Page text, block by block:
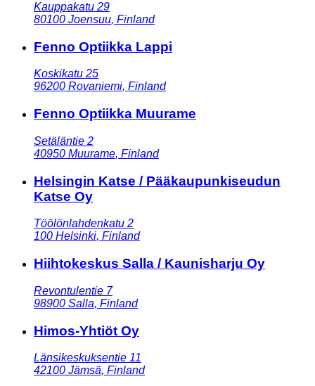
Kauppakatu 29
80100 Joensuu, Finland
Fenno Optiikka Lappi
Koskikatu 25
96200 Rovaniemi, Finland
Fenno Optiikka Muurame
Setäläntie 2
40950 Muurame, Finland
Helsingin Katse / Pääkaupunkiseudun
Katse Oy
Töölönlahdenkatu 2
100 Helsinki, Finland
Hiihtokeskus Salla / Kaunisharju Oy
Revontulentie 7
98900 Salla, Finland
Himos-Yhtiöt Oy
Länsikeskuksentie 11
42100 Jämsä, Finland